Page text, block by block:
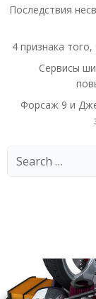
Последствия
4 признака
Сервисы
Форсаж 9 и
Search